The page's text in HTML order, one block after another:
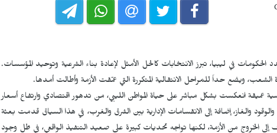
الحكومات في ليبيا، تبرز الانتخابات كالحل الأمثل لإعادة بناء الشرعية وتوحيد المؤسسات.
ويضع حداً للمراحل الانتقالية المتكررة التي عمّقت الأزمة وأطالت أمدها.
انعكست بشكل مباشر على حياة المواطن الليبي، من تدهور اقتصادي وارتفاع أسعار
والغاز، إضافة إلى الانقسامات الإدارية بين الشرق والغرب، في هذا السياق قدمت بعثة
الخروج من الأزمة، لكنها تواجه تحديات كبيرة على صعيد التنفيذ الواقعي، في ظل وجود